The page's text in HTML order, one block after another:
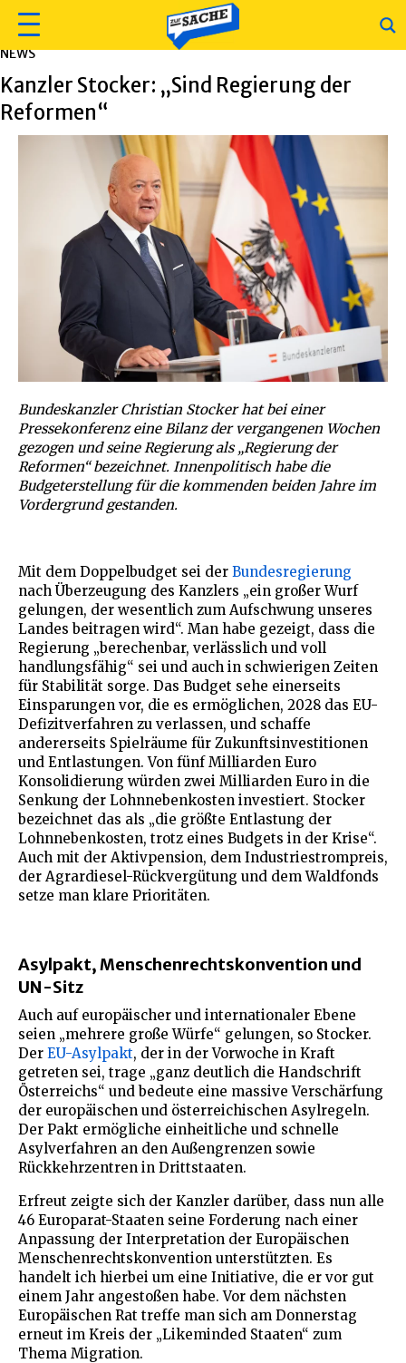
NEWS
Kanzler Stocker: „Sind Regierung der
Reformen“
Bundeskanzler Christian Stocker hat bei einer
Pressekonferenz eine Bilanz der vergangenen Wochen
gezogen und seine Regierung als „Regierung der
Reformen“ bezeichnet. Innenpolitisch habe die
Budgeterstellung für die kommenden beiden Jahre im
Vordergrund gestanden.
Mit dem Doppelbudget sei der Bundesregierung
nach Überzeugung des Kanzlers „ein großer Wurf
gelungen, der wesentlich zum Aufschwung unseres
Landes beitragen wird“. Man habe gezeigt, dass die
Regierung „berechenbar, verlässlich und voll
handlungsfähig“ sei und auch in schwierigen Zeiten
für Stabilität sorge. Das Budget sehe einerseits
Einsparungen vor, die es ermöglichen, 2028 das EU-
Defizitverfahren zu verlassen, und schaffe
andererseits Spielräume für Zukunftsinvestitionen
und Entlastungen. Von fünf Milliarden Euro
Konsolidierung würden zwei Milliarden Euro in die
Senkung der Lohnnebenkosten investiert. Stocker
bezeichnet das als „die größte Entlastung der
Lohnnebenkosten, trotz eines Budgets in der Krise“.
Auch mit der Aktivpension, dem Industriestrompreis,
der Agrardiesel-Rückvergütung und dem Waldfonds
setze man klare Prioritäten.
Asylpakt, Menschenrechtskonvention und
UN-Sitz
Auch auf europäischer und internationaler Ebene
seien „mehrere große Würfe“ gelungen, so Stocker.
Der EU-Asylpakt, der in der Vorwoche in Kraft
getreten sei, trage „ganz deutlich die Handschrift
Österreichs“ und bedeute eine massive Verschärfung
der europäischen und österreichischen Asylregeln.
Der Pakt ermögliche einheitliche und schnelle
Asylverfahren an den Außengrenzen sowie
Rückkehrzentren in Drittstaaten.
Erfreut zeigte sich der Kanzler darüber, dass nun alle
46 Europarat-Staaten seine Forderung nach einer
Anpassung der Interpretation der Europäischen
Menschenrechtskonvention unterstützten. Es
handelt ich hierbei um eine Initiative, die er vor gut
einem Jahr angestoßen habe. Vor dem nächsten
Europäischen Rat treffe man sich am Donnerstag
erneut im Kreis der „Likeminded Staaten“ zum
Thema Migration.